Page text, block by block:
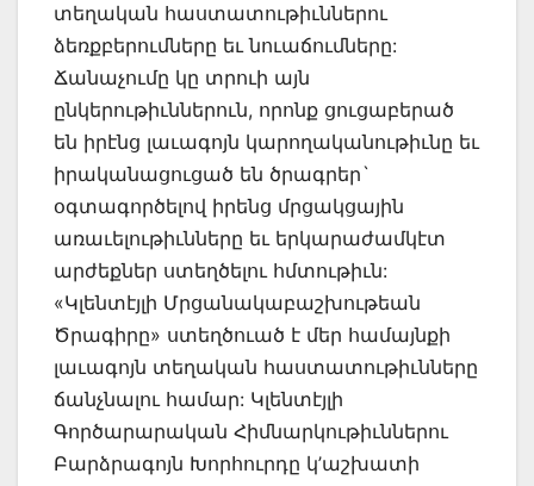
տեղական հաստատութիւններու
ձեռքբերումները եւ նուաճումները:
Ճանաչումը կը տրուի այն
ընկերութիւններուն, որոնք ցուցաբերած
են իրէնց լաւագոյն կարողականութիւնը եւ
իրականացուցած են ծրագրեր`
օգտագործելով իրենց մրցակցային
առաւելութիւնները եւ երկարաժամկէտ
արժեքներ ստեղծելու հմտութիւն:
«Կլենտէյլի Մրցանակաբաշխութեան
Ծրագիրը» ստեղծուած է մեր համայնքի
լաւագոյն տեղական հաստատութիւնները
ճանչնալու համար: Կլենտէյլի
Գործարարական Հիմնարկութիւններու
Բարձրագոյն Խորհուրդը կ’աշխատի